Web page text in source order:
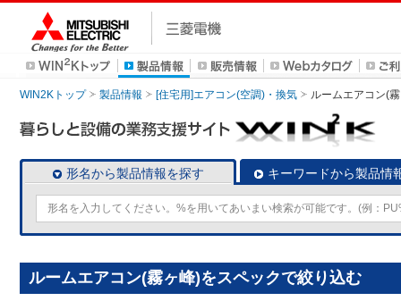
WIN2Kトップ 製品情報 [住宅用]エアコン(空調)・換気 ルームエアコン(
形名から製品情報を探す キーワードから製品情
ルームエアコン(霧ヶ峰)をスペックで絞り込む